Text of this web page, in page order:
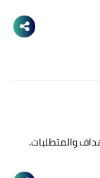
والمتطلبات.